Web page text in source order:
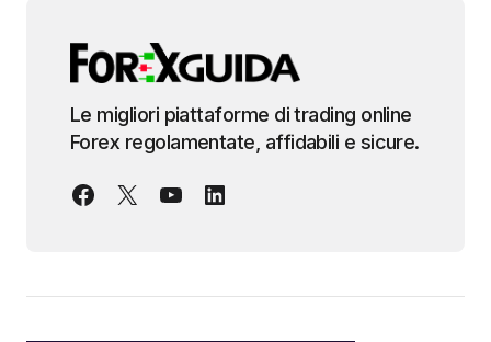
Le migliori piattaforme di trading online
Forex regolamentate, affidabili e sicure.